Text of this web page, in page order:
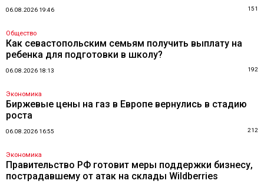
06.08.2026 19:46 151
Общество
Как севастопольским семьям получить выплату на
ребенка для подготовки в школу?
06.08.2026 18:13 192
Экономика
Биржевые цены на газ в Европе вернулись в стадию
роста
06.08.2026 16:55 212
Экономика
Правительство РФ готовит меры поддержки бизнесу,
пострадавшему от атак на склады Wildberries